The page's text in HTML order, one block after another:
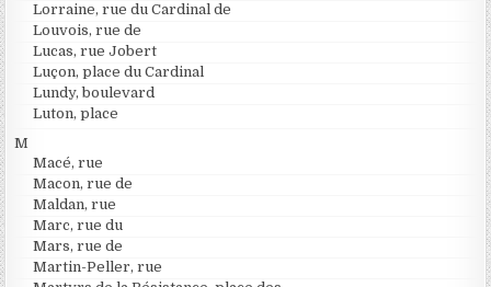
Lorraine, rue du Cardinal de
Louvois, rue de
Lucas, rue Jobert
Luçon, place du Cardinal
Lundy, boulevard
Luton, place
M
Macé, rue
Macon, rue de
Maldan, rue
Marc, rue du
Mars, rue de
Martin-Peller, rue